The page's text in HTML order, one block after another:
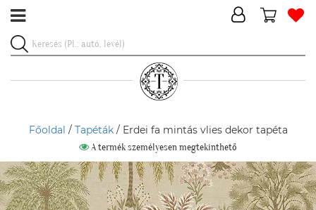
Főoldal / Tapéták/ Erdei fa mintás vlies dekor tapéta
A termék személyesen megtekinthető